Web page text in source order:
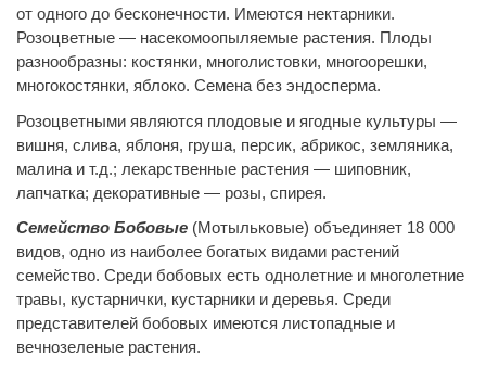
от одного до бесконечности. Имеются нектарники.
Розоцветные — насекомоопыляемые растения. Плоды
разнообразны: костянки, многолистовки, многоорешки,
многокостянки, яблоко. Семена без эндосперма.
Розоцветными являются плодовые и ягодные культуры —
вишня, слива, яблоня, груша, персик, абрикос, земляника,
малина и т.д.; лекарственные растения — шиповник,
лапчатка; декоративные — розы, спирея.
Семейство Бобовые (Мотыльковые) объединяет 18 000
видов, одно из наиболее богатых видами растений
семейство. Среди бобовых есть однолетние и многолетние
травы, кустарнички, кустарники и деревья. Среди
представителей бобовых имеются листопадные и
вечнозеленые растения.